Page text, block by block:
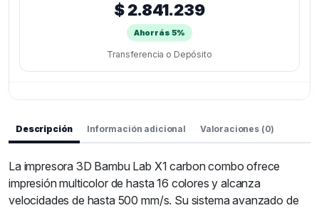
$ 2.841.239
Ahorrás 5%
Transferencia o Depósito
Descripción Información adicional Valoraciones (0)
La impresora 3D Bambu Lab X1 carbon combo ofrece
impresión multicolor de hasta 16 colores y alcanza
velocidades de hasta 500 mm/s. Su sistema avanzado de